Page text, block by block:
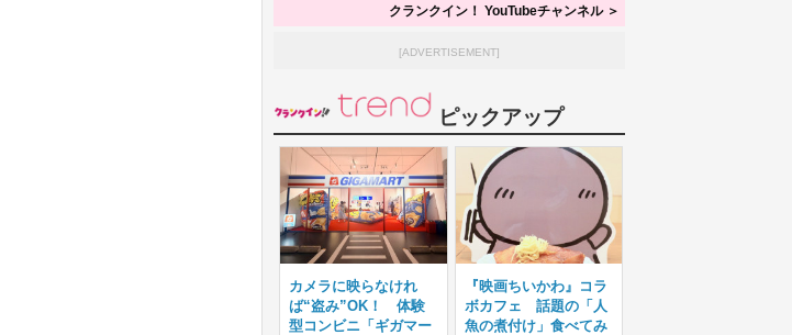
クランクイン！ YouTubeチャンネル ＞
[ADVERTISEMENT]
ピックアップ
カメラに映らなけれ
ば“盗み”OK！ 体験
型コンビニ「ギガマー
『映画ちいかわ』コラ
ボカフェ 話題の「人
魚の煮付け」食べてみ